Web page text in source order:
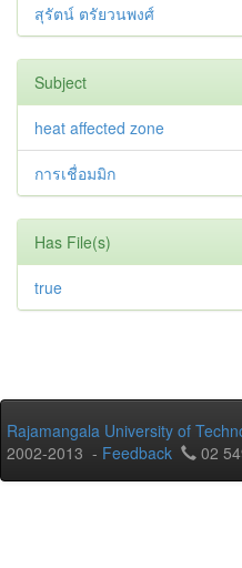
สุรัตน์ ตรัยวนพงศ์
Subject
heat affected zone
การเชื่อมมิก
Has File(s)
true
Rajamangala University of
2002-2013 - Feedback 02